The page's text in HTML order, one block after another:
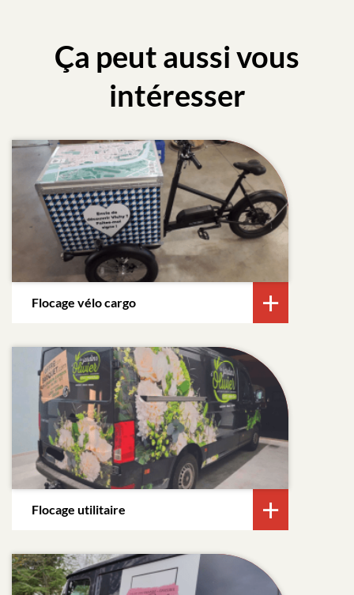
Ça peut aussi vous
intéresser
Flocage vélo cargo
Flocage utilitaire